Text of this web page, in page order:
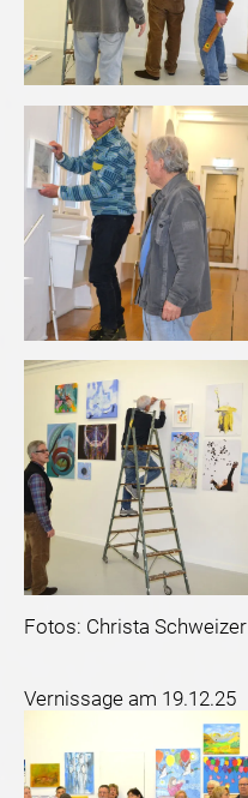
Fotos: Christa Schweizer
Vernissage am 19.12.25